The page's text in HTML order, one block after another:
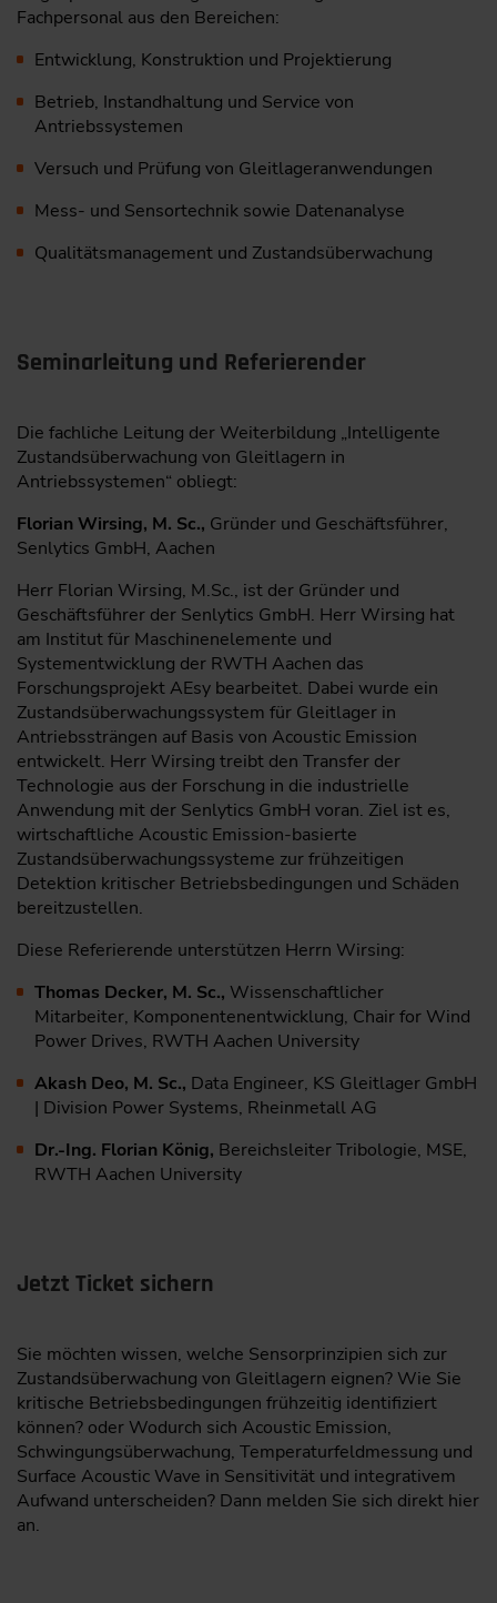
Fachpersonal aus den Bereichen:
Entwicklung, Konstruktion und Projektierung
Betrieb, Instandhaltung und Service von
Antriebssystemen
Versuch und Prüfung von Gleitlageranwendungen
Mess- und Sensortechnik sowie Datenanalyse
Qualitätsmanagement und Zustandsüberwachung
Seminarleitung und Referierender
Die fachliche Leitung der Weiterbildung „Intelligente
Zustandsüberwachung von Gleitlagern in
Antriebssystemen“ obliegt:
Florian Wirsing, M. Sc., Gründer und Geschäftsführer,
Senlytics GmbH, Aachen
Herr Florian Wirsing, M.Sc., ist der Gründer und
Geschäftsführer der Senlytics GmbH. Herr Wirsing hat
am Institut für Maschinenelemente und
Systementwicklung der RWTH Aachen das
Forschungsprojekt AEsy bearbeitet. Dabei wurde ein
Zustandsüberwachungssystem für Gleitlager in
Antriebssträngen auf Basis von Acoustic Emission
entwickelt. Herr Wirsing treibt den Transfer der
Technologie aus der Forschung in die industrielle
Anwendung mit der Senlytics GmbH voran. Ziel ist es,
wirtschaftliche Acoustic Emission-basierte
Zustandsüberwachungssysteme zur frühzeitigen
Detektion kritischer Betriebsbedingungen und Schäden
bereitzustellen.
Diese Referierende unterstützen Herrn Wirsing:
Thomas Decker, M. Sc., Wissenschaftlicher
Mitarbeiter, Komponentenentwicklung, Chair for Wind
Power Drives, RWTH Aachen University
Akash Deo, M. Sc., Data Engineer, KS Gleitlager GmbH
| Division Power Systems, Rheinmetall AG
Dr.-Ing. Florian König, Bereichsleiter Tribologie, MSE,
RWTH Aachen University
Jetzt Ticket sichern
Sie möchten wissen, welche Sensorprinzipien sich zur
Zustandsüberwachung von Gleitlagern eignen? Wie Sie
kritische Betriebsbedingungen frühzeitig identifiziert
können? oder Wodurch sich Acoustic Emission,
Schwingungsüberwachung, Temperaturfeldmessung und
Surface Acoustic Wave in Sensitivität und integrativem
Aufwand unterscheiden? Dann melden Sie sich direkt hier
an.